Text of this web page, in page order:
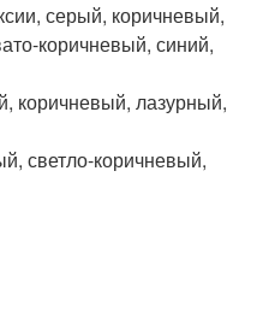
серый, коричневый,
коричневый, синий,
коричневый, лазурный,
светло-коричневый,